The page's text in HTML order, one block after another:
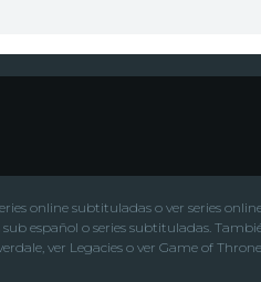
online subtituladas o ver series
español o series subtituladas.
ver Legacies o ver Game of